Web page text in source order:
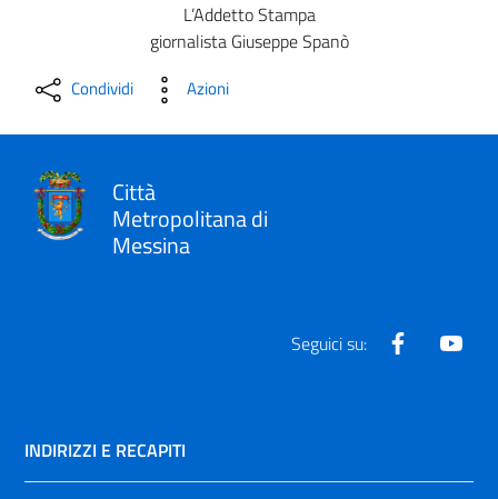
L’Addetto Stampa
giornalista Giuseppe Spanò
Condividi Azioni
Città
Metropolitana di
Messina
Seguici su: Facebook
INDIRIZZI E RECAPITI